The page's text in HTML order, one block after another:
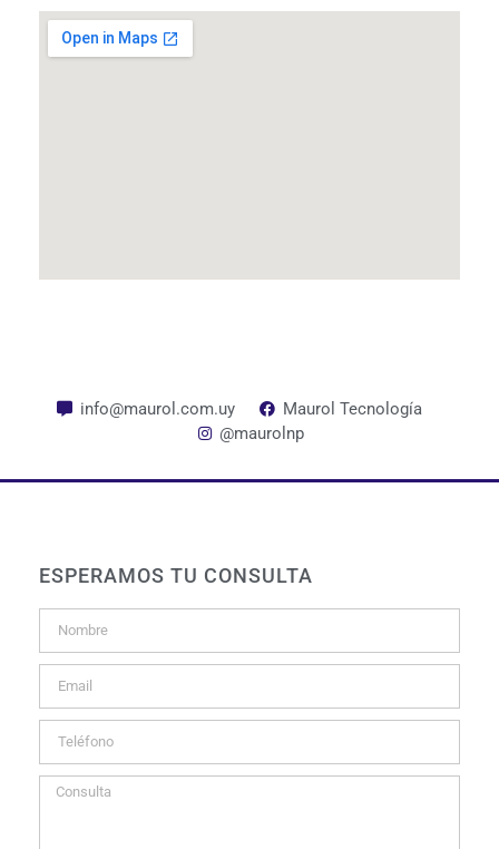
info@maurol.com.uy
Maurol Tecnología
@maurolnp
ESPERAMOS TU CONSULTA